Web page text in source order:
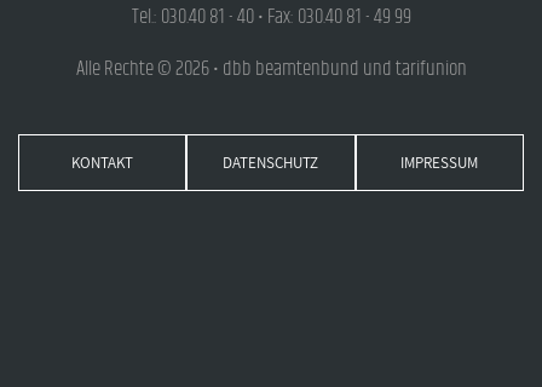
Tel.: 030.40 81 - 40 • Fax: 030.40 81 - 49 99
Alle Rechte © 2026 • dbb beamtenbund und tarifunion
KONTAKT DATENSCHUTZ IMPRESSUM